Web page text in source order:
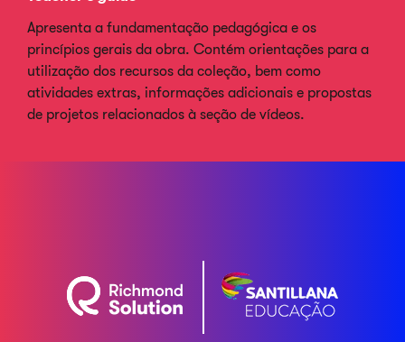
Apresenta a fundamentação pedagógica e os
princípios gerais da obra. Contém orientações para a
utilização dos recursos da coleção, bem como
atividades extras, informações adicionais e propostas
de projetos relacionados à seção de vídeos.